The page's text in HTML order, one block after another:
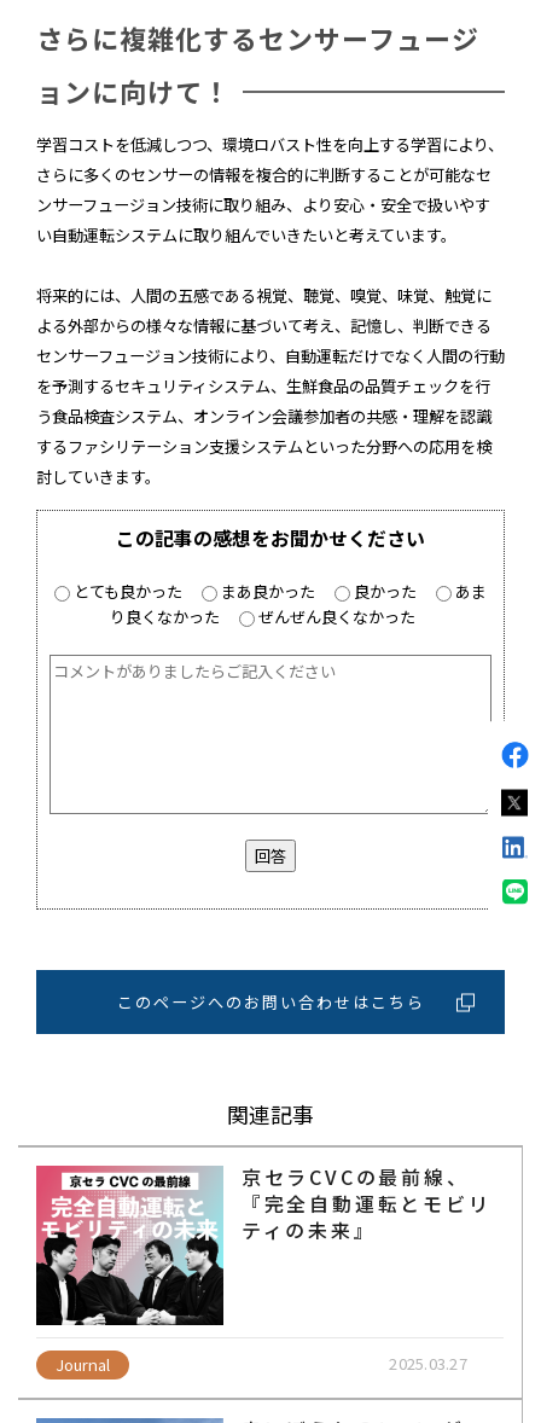
さらに複雑化するセンサーフュージ
ョンに向けて！
学習コストを低減しつつ、環境ロバスト性を向上する学習により、
さらに多くのセンサーの情報を複合的に判断することが可能なセ
ンサーフュージョン技術に取り組み、より安心・安全で扱いやす
い自動運転システムに取り組んでいきたいと考えています。
将来的には、人間の五感である視覚、聴覚、嗅覚、味覚、触覚に
よる外部からの様々な情報に基づいて考え、記憶し、判断できる
センサーフュージョン技術により、自動運転だけでなく人間の行動
を予測するセキュリティシステム、生鮮食品の品質チェックを行
う食品検査システム、オンライン会議参加者の共感・理解を認識
するファシリテーション支援システムといった分野への応用を検
討していきます。
この記事の感想をお聞かせください
とても良かった まあ良かった 良かった
あま
り良くなかった
ぜんぜん良くなかった
回答
このページへのお問い合わせはこちら
関連記事
京セラCVCの最前線、
『完全自動運転とモビリ
ティの未来』
Journal 2025.03.27